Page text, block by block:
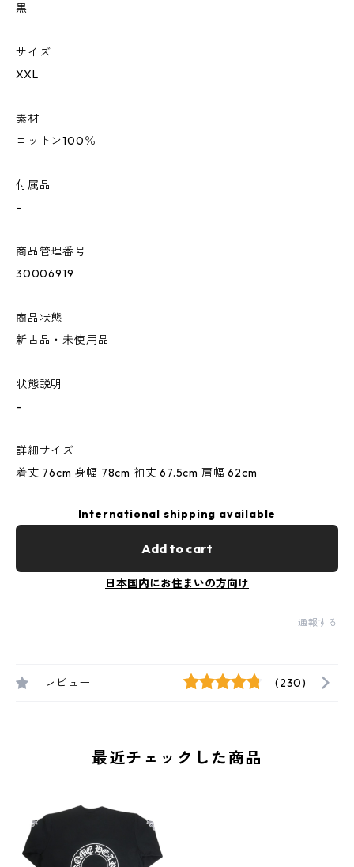
黒
サイズ
XXL
素材
コットン100％
付属品
-
商品管理番号
30006919
商品状態
新古品・未使用品
状態説明
-
詳細サイズ
着丈 76cm 身幅 78cm 袖丈 67.5cm 肩幅 62cm
International shipping available
Add to cart
日本国内にお住まいの方向け
通報する
レビュー (230)
最近チェックした商品